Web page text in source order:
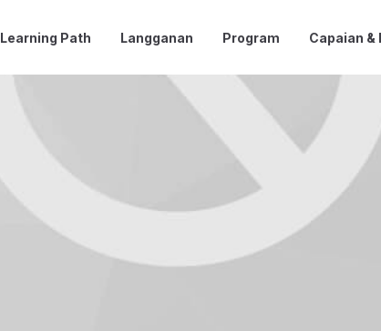
Learning Path Langganan Program Capaian &